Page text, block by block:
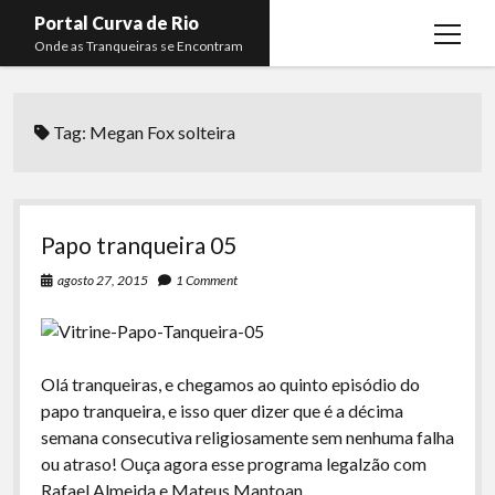
Portal Curva de Rio
Onde as Tranqueiras se Encontram
open
menu
Curva de Rio
Komos
Boca do Lixo
Rachão na Beira do RIo
Arquivo CDR
Papo Tranqueira
Membros open
Mateus Mantoan
Rafael Almeida
Tag: Megan Fox solteira
Papo tranqueira 05
agosto 27, 2015 1 Comment
Olá tranqueiras, e chegamos ao quinto episódio do
papo tranqueira, e isso quer dizer que é a décima
semana consecutiva religiosamente sem nenhuma falha
ou atraso! Ouça agora esse programa legalzão com
Rafael Almeida e Mateus Mantoan